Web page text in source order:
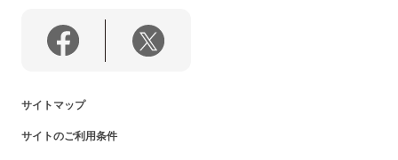
サイトマップ
サイトのご利用条件